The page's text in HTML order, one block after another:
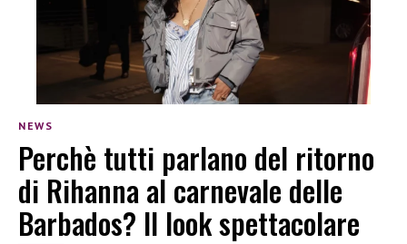
NEWS
Perchè tutti parlano del ritorno
di Rihanna al carnevale delle
Barbados? Il look spettacolare